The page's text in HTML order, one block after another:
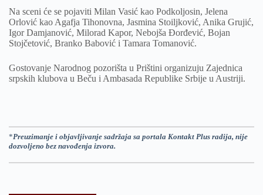
Na sceni će se pojaviti Milan Vasić kao Podkoljosin, Jelena
Orlović kao Agafja Tihonovna, Jasmina Stoiljković, Anika Grujić,
Igor Damjanović, Milorad Kapor, Nebojša Đorđević, Bojan
Stojčetović, Branko Babović i Tamara Tomanović.
Gostovanje Narodnog pozorišta u Prištini organizuju Zajednica
srpskih klubova u Beču i Ambasada Republike Srbije u Austriji.
*Preuzimanje i objavljivanje sadržaja sa portala Kontakt Plus radija, nije
dozvoljeno bez navođenja izvora.